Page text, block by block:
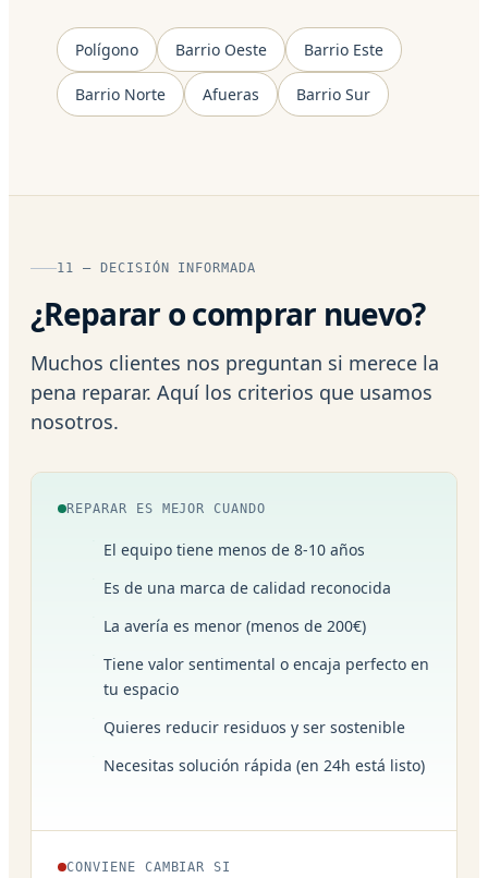
Polígono Barrio Oeste Barrio Este
Barrio Norte Afueras Barrio Sur
11 — DECISIÓN INFORMADA
¿Reparar o comprar nuevo?
Muchos clientes nos preguntan si merece la
pena reparar. Aquí los criterios que usamos
nosotros.
REPARAR ES MEJOR CUANDO
El equipo tiene menos de 8-10 años
Es de una marca de calidad reconocida
La avería es menor (menos de 200€)
Tiene valor sentimental o encaja perfecto en
tu espacio
Quieres reducir residuos y ser sostenible
Necesitas solución rápida (en 24h está listo)
CONVIENE CAMBIAR SI